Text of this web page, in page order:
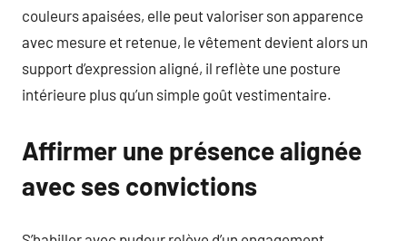
couleurs apaisées, elle peut valoriser son apparence
avec mesure et retenue, le vêtement devient alors un
support d’expression aligné, il reflète une posture
intérieure plus qu’un simple goût vestimentaire.
Affirmer une présence alignée
avec ses convictions